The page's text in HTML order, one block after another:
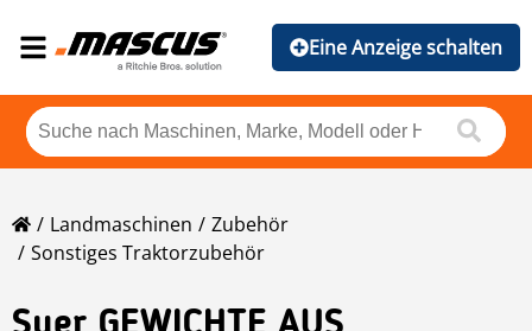
Eine Anzeige schalten
Landmaschinen
Zubehör
Sonstiges Traktorzubehör